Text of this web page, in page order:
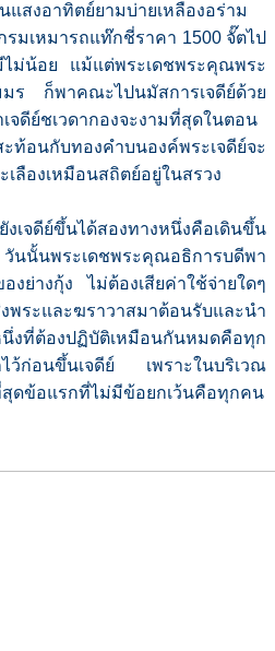
แสงอาทิตย์ยามบ่ายเหลืองอร่าม
มเหมารถแท๊กชี่ราคา 1500 จั๊ตไป
ไม่น้อย แม้แต่พระเดชพระคุณพระ
ร ก็พาคณะไปนมัสการเจดีย์ด้วย
จดีย์ชเวดากองจะงามที่สุดในตอน
ท้อนกับทองคำบนองค์พระเจดีย์จะ
เลืองเหมือนสถิตย์อยู่ในสรวง
ย์ขึ้นได้สองทางหนึ่งคือเดินขึ้น
นพระเดชพระคุณอธิการบดีพา
ย่างกุ้ง ไม่ต้องเสียค่าใช้จ่ายใดๆ
ระและฆราวาสมาต้อนรับและนำ
งที่ต้องปฏิบัติเหมือนกันหมดคือทุก
ว้ก่อนขึ้นเจดีย์ เพราะในบริเวณ
ดข้อแรกที่ไม่มีข้อยกเว้นคือทุกคน